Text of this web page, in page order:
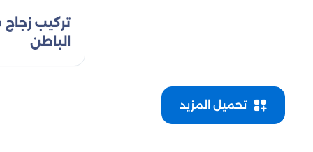
: يُستخدم في الأماكن
(المقسى): يُعتبر الزجاج السيكوريت
الزجاج الشفاف
الزجاج المعشق(المزخرف): يتميز بتصميمات زخرفية
تركيب
الباطن
تحميل المزيد